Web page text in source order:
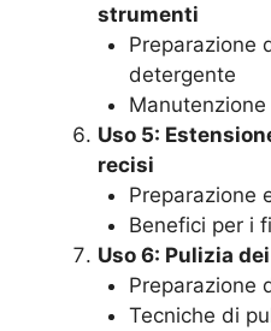
strumenti
Preparazione
detergente
Uso 5:
recisi
Preparazione
Benefici per i
Uso 6: Pulizia
Preparazione
Tecniche di